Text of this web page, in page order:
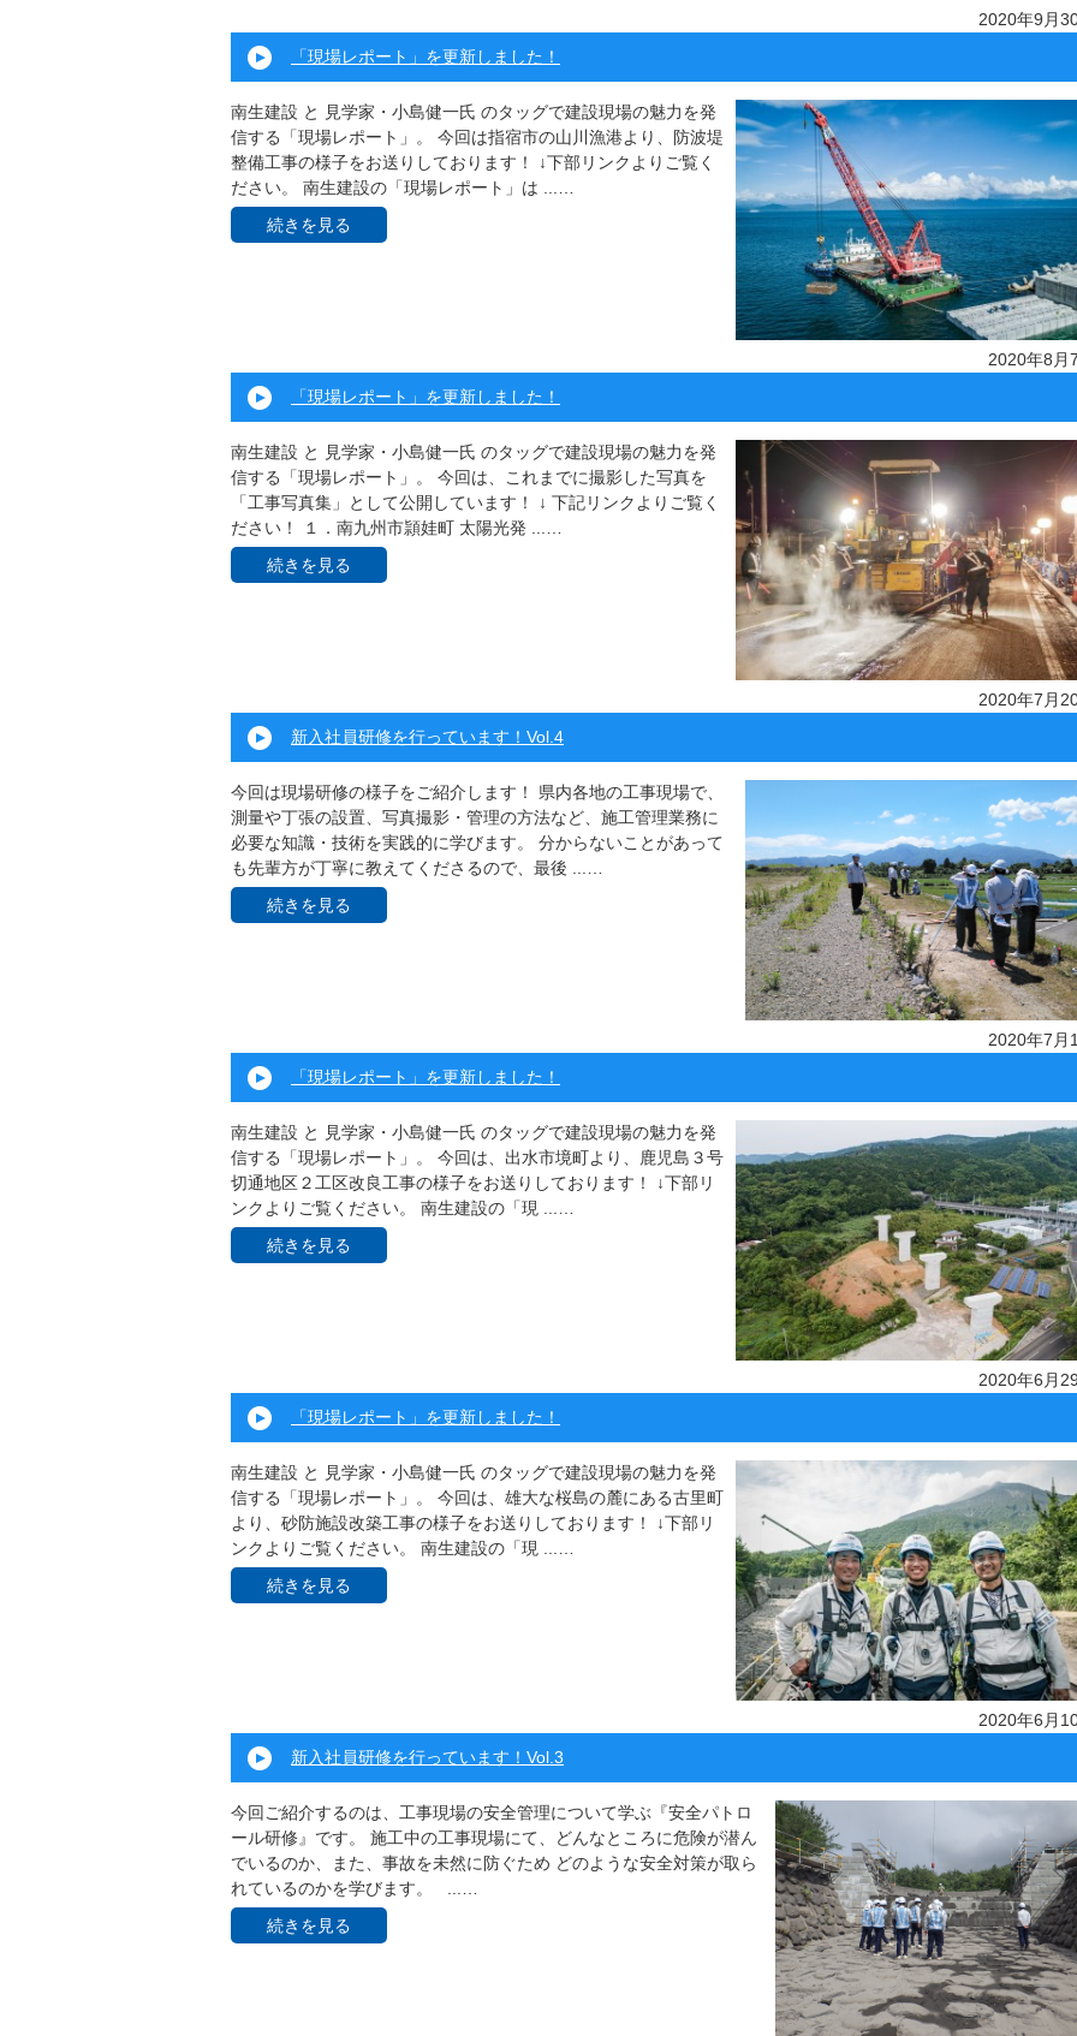
2020年9月
「現場レポート」を更新しました！
南生建設 と 見学家・小島健一氏 のタッグで建設現場の魅力を発
信する「現場レポート」。 今回は指宿市の山川漁港より、防波堤
整備工事の様子をお送りしております！ ↓下部リンクよりご覧く
ださい。 南生建設の「現場レポート」は ...…
続きを見る
2020年8月
「現場レポート」を更新しました！
南生建設 と 見学家・小島健一氏 のタッグで建設現場の魅力を発
信する「現場レポート」。 今回は、これまでに撮影した写真を
「工事写真集」として公開しています！ ↓ 下記リンクよりご覧く
ださい！ １．南九州市頴娃町 太陽光発 ...…
続きを見る
2020年7月
新入社員研修を行っています！Vol.4
今回は現場研修の様子をご紹介します！ 県内各地の工事現場で、
測量や丁張の設置、写真撮影・管理の方法など、施工管理業務に
必要な知識・技術を実践的に学びます。 ​分からないことがあって
も先輩方が丁寧に教えてくださるので、最後 ...…
続きを見る
2020年7月
「現場レポート」を更新しました！
南生建設 と 見学家・小島健一氏 のタッグで建設現場の魅力を発
信する「現場レポート」。 今回は、出水市境町より、鹿児島３号
切通地区２工区改良工事の様子をお送りしております！ ↓下部リ
ンクよりご覧ください。 南生建設の「現 ...…
続きを見る
2020年6月
「現場レポート」を更新しました！
南生建設 と 見学家・小島健一氏 のタッグで建設現場の魅力を発
信する「現場レポート」。 今回は、雄大な桜島の麓にある古里町
より、砂防施設改築工事の様子をお送りしております！ ↓下部リ
ンクよりご覧ください。 南生建設の「現 ...…
続きを見る
2020年6月
新入社員研修を行っています！Vol.3
今回ご紹介するのは、工事現場の安全管理について学ぶ『安全パトロ
ール研修』です。 施工中の工事現場にて、どんなところに危険が潜ん
でいるのか、また、事故を未然に防ぐため どのような安全対策が取ら
れているのかを学びます。 ...…
続きを見る